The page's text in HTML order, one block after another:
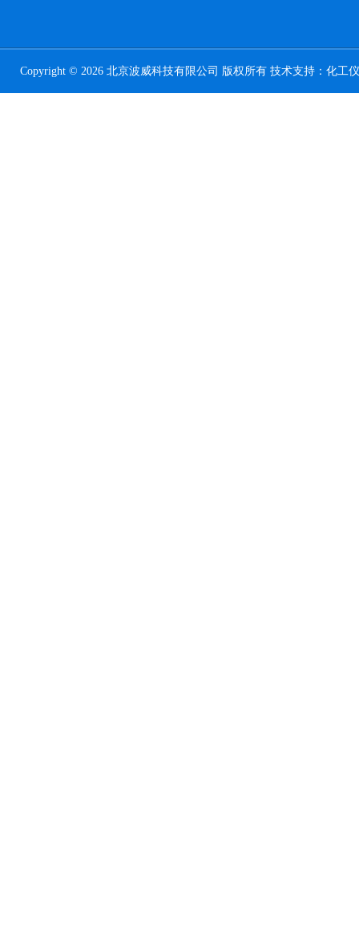
Copyright © 2026 北京波威科技有限公司 版权所有 技术支持： 化工